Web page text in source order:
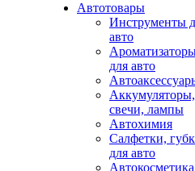
Автотовары
Инструменты
авто
для авто
Аккумуляторы,
свечи, лампы
Автохимия
Салфетки,
для авто
Автокосметика